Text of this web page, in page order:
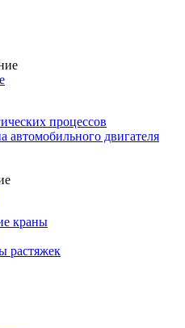
процессов
автомобильного двигателя
краны
растяжек